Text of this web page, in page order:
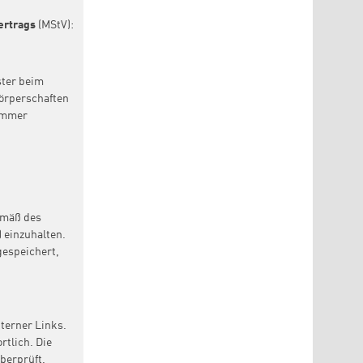
(MStV):
beim
des
einzuhalten.
Links.
Die